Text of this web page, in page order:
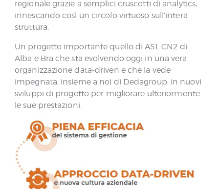
regionale grazie a semplici cruscotti di analytics,
innescando così un circolo virtuoso sull’intera
struttura.
Un progetto importante quello di ASL CN2 di
Alba e Bra che sta evolvendo oggi in una vera
organizzazione data-driven e che la vede
impegnata, insieme a noi di Dedagroup, in nuovi
sviluppi di progetto per migliorare ulteriormente
le sue prestazioni.